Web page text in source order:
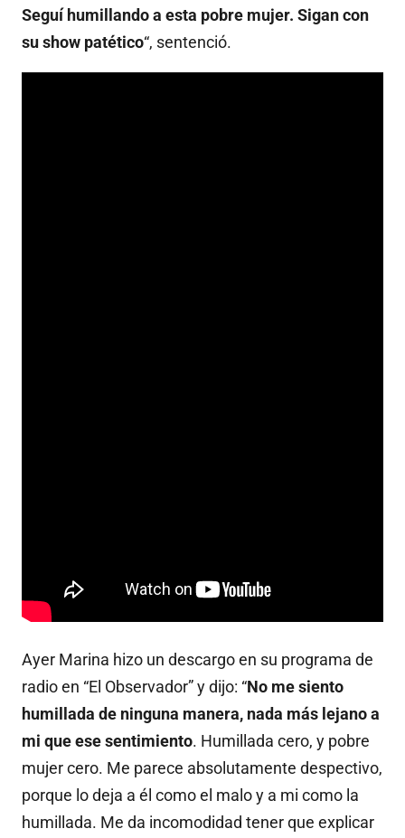
Seguí humillando a esta pobre mujer. Sigan con
su show patético“, sentenció.
Ayer Marina hizo un descargo en su programa de
radio en “El Observador” y dijo: “No me siento
humillada de ninguna manera, nada más lejano a
mi que ese sentimiento. Humillada cero, y pobre
mujer cero. Me parece absolutamente despectivo,
porque lo deja a él como el malo y a mi como la
humillada. Me da incomodidad tener que explicar